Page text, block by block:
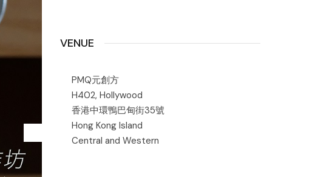
VENUE
PMQ元創方
H402, Hollywood
香港中環鴨巴甸街35號
Hong Kong Island
Central and Western